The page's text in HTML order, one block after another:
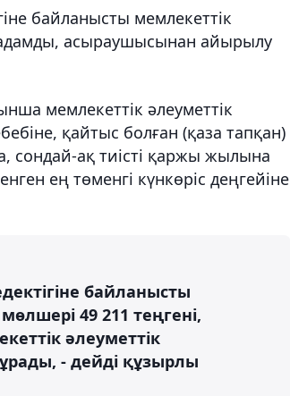
байланысты мемлекеттік
асыраушысынан айырылу
мемлекеттік әлеуметтік
қайтыс болған (қаза тапқан)
ақ тиісті қаржы жылына
ең төменгі күнкөріс деңгейіне
байланысты
49 211 теңгені,
әлеуметтік
- дейді құзырлы